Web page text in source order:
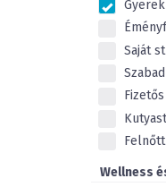
Saját
Wellness